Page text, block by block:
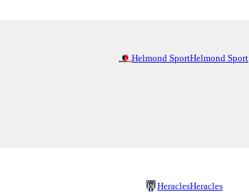
Helmond SportHelmond Sport
HeraclesHeracles